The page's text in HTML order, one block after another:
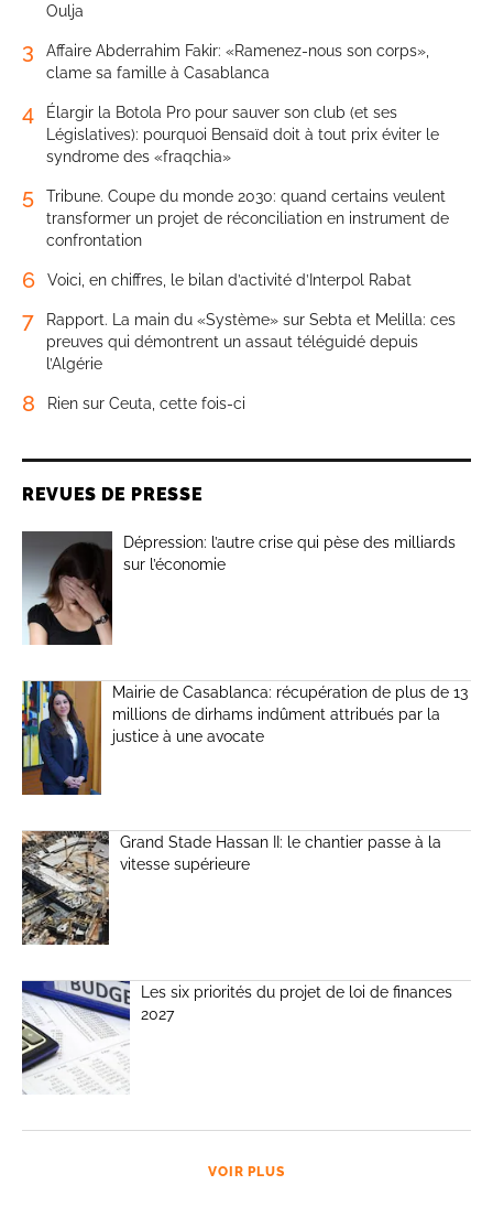
Oulja
3
Affaire Abderrahim Fakir: «Ramenez-nous son corps»,
clame sa famille à Casablanca
4
Élargir la Botola Pro pour sauver son club (et ses
Législatives): pourquoi Bensaïd doit à tout prix éviter le
syndrome des «fraqchia»
5
Tribune. Coupe du monde 2030: quand certains veulent
transformer un projet de réconciliation en instrument de
confrontation
6 Voici, en chiffres, le bilan d’activité d’Interpol Rabat
7
Rapport. La main du «Système» sur Sebta et Melilla: ces
preuves qui démontrent un assaut téléguidé depuis
l’Algérie
8 Rien sur Ceuta, cette fois-ci
REVUES DE PRESSE
Dépression: l’autre crise qui pèse des milliards
sur l’économie
Mairie de Casablanca: récupération de plus de 13
millions de dirhams indûment attribués par la
justice à une avocate
Grand Stade Hassan II: le chantier passe à la
vitesse supérieure
Les six priorités du projet de loi de finances
2027
VOIR PLUS